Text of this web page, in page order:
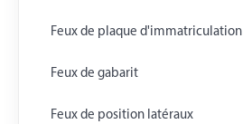
Feux de plaque d'immatriculation
Feux de gabarit
Feux de position latéraux